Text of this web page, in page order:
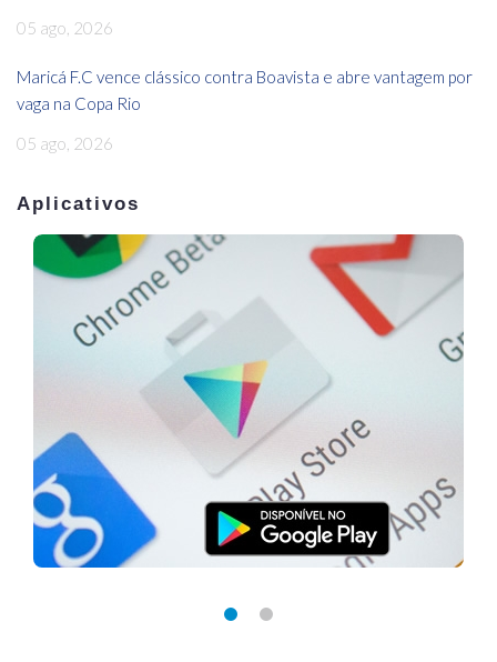
05 ago, 2026
Maricá F.C vence clássico contra Boavista e abre vantagem por
vaga na Copa Rio
05 ago, 2026
Aplicativos